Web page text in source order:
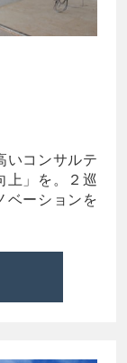
いコンサルテ
上」を。２巡
ベーションを